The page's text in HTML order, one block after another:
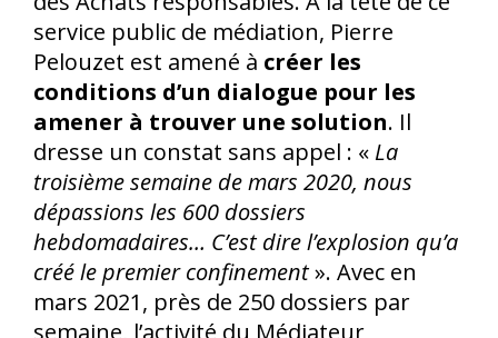
service public de médiation, Pierre
Pelouzet est amené à créer les
conditions d’un dialogue pour les
amener à trouver une solution. Il
dresse un constat sans appel : « La
troisième semaine de mars 2020, nous
dépassions les 600 dossiers
hebdomadaires… C’est dire l’explosion qu’a
créé le premier confinement». Avec en
mars 2021, près de 250 dossiers par
semaine, l’activité du Médiateur